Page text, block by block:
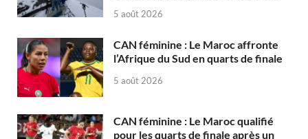
5 août 2026
CAN féminine : Le Maroc affronte
l’Afrique du Sud en quarts de finale
5 août 2026
CAN féminine : Le Maroc qualifié
pour les quarts de finale après un